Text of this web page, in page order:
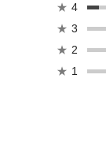
★ 4
★ 3
★ 2
★ 1